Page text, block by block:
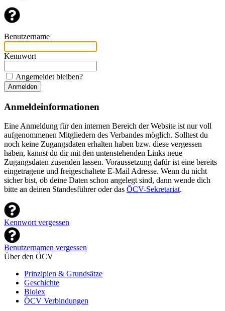
Benutzername
Kennwort
Angemeldet bleiben?
Anmelden
Anmeldeinformationen
Eine Anmeldung für den internen Bereich der Website ist nur voll
aufgenommenen Mitgliedern des Verbandes möglich. Solltest du
noch keine Zugangsdaten erhalten haben bzw. diese vergessen
haben, kannst du dir mit den untenstehenden Links neue
Zugangsdaten zusenden lassen. Voraussetzung dafür ist eine bereits
eingetragene und freigeschaltete E-Mail Adresse. Wenn du nicht
sicher bist, ob deine Daten schon angelegt sind, dann wende dich
bitte an deinen Standesführer oder das ÖCV-Sekretariat.
Kennwort vergessen
Benutzernamen vergessen
Über den ÖCV
Prinzipien & Grundsätze
Geschichte
Biolex
ÖCV Verbindungen